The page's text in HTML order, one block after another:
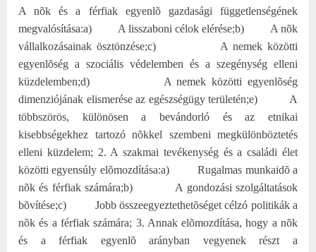
A nõk és a férfiak egyenlõ gazdasági függetlenségének
megvalósítása:a) A lisszaboni célok elérése;b)
A nõk
vállalkozásainak ösztönzése;c)
A nemek közötti
egyenlõség a szociális védelemben és a szegénység elleni
küzdelemben;d)
A nemek közötti egyenlõség
dimenziójának elismerése az egészségügy területén;e)
A
többszörös, különösen a bevándorló és az etnikai
kisebbségekhez tartozó nõkkel szembeni megkülönböztetés
elleni küzdelem; 2. A szakmai tevékenység és a családi élet
közötti egyensúly elõmozdítása:a)
Rugalmas munkaidõ a
nõk és férfiak számára;b)
A gondozási szolgáltatások
bõvítése;c)
Jobb összeegyeztethetõséget célzó politikák a
nõk és a férfiak számára; 3. Annak elõmozdítása, hogy a nõk
és a férfiak egyenlõ arányban vegyenek részt a